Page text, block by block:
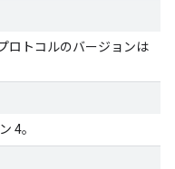
ロトコルのバージョンは
4。